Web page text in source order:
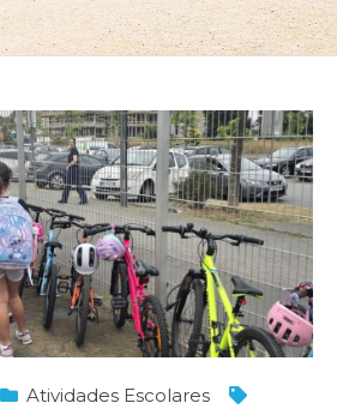
Atividades Escolares